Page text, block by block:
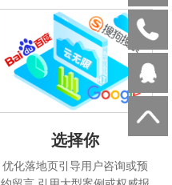
选择你
优化落地页引导用户咨询或预